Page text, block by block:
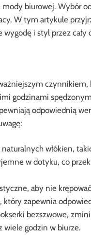
biurowej. Wybór
W tym artykule
i styl przez cały
godzinami
odpowiednią
włókien,
w dotyku, co
aby nie
który zapewnia
bezszwowe,
wiele godzin w biurze.